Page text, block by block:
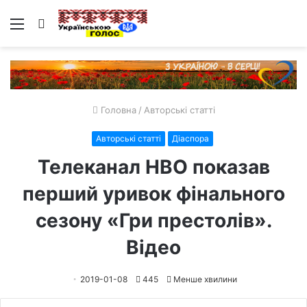
Меню Пошук
Головна / Авторські статті
Авторські статті Діаспора
Телеканал HBO показав
перший уривок фінального
сезону «Гри престолів».
Відео
2019-01-08 445 Менше хвилини